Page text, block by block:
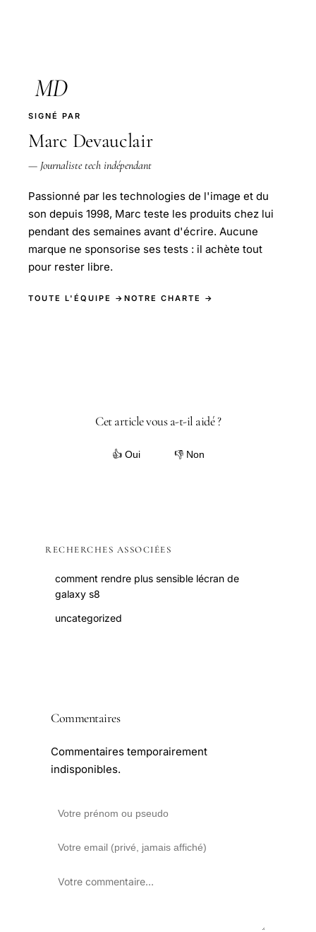
MD
SIGNÉ PAR
Marc Devauclair
— Journaliste tech indépendant
Passionné par les technologies de l'image et du
son depuis 1998, Marc teste les produits chez lui
pendant des semaines avant d'écrire. Aucune
marque ne sponsorise ses tests : il achète tout
pour rester libre.
TOUTE L'ÉQUIPE → NOTRE CHARTE →
Cet article vous a-t-il aidé ?
👍 Oui 👎 Non
RECHERCHES ASSOCIÉES
comment rendre plus sensible lécran de
galaxy s8
uncategorized
Commentaires
Commentaires temporairement
indisponibles.